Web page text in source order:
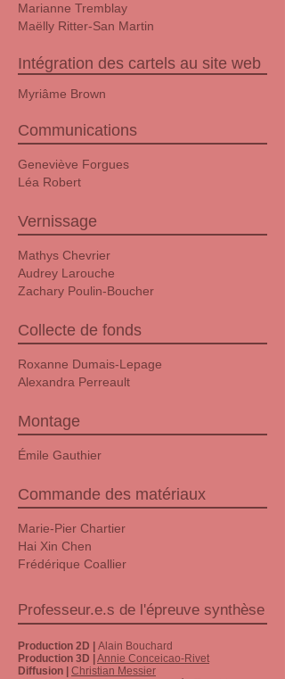
Marianne Tremblay
Maëlly Ritter-San Martin
Intégration des cartels au site web
Myriâme Brown
Communications
Geneviève Forgues
Léa Robert
Vernissage
Mathys Chevrier
Audrey Larouche
Zachary Poulin-Boucher
Collecte de fonds
Roxanne Dumais-Lepage
Alexandra Perreault
Montage
Émile Gauthier
Commande des matériaux
Marie-Pier Chartier
Hai Xin Chen
Frédérique Coallier
Professeur.e.s de l'épreuve synthèse
Production 2D | Alain Bouchard
Production 3D |
Annie Conceicao-Rivet
Diffusion |
Christian Messier